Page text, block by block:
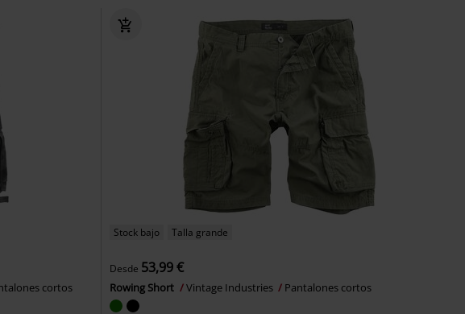
cortos
Stock bajo Talla grande
Desde 53,99 €
Rowing Short Vintage Industries Pantalones cortos